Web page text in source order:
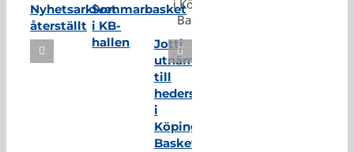
Nyhetsarkivet
återställt
Sommarbasket
i KB-
hallen
Jotti
utnämnd
till
hedersmedlem
i
Köping
Basket